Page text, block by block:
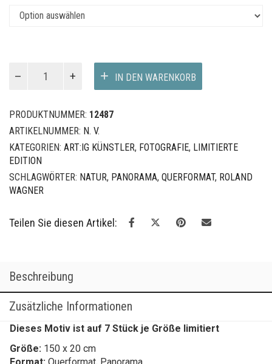
STUBAIER
-
Wagner
Menge
IN DEN WARENKORB
PRODUKTNUMMER: 12487
ARTIKELNUMMER: N. V.
KATEGORIEN: ART:IG KÜNSTLER, FOTOGRAFIE, LIMITIERTE
EDITION
SCHLAGWÖRTER: NATUR, PANORAMA, QUERFORMAT, ROLAND
WAGNER
Teilen Sie diesen Artikel:
Beschreibung
Zusätzliche Informationen
Dieses Motiv ist auf 7 Stück je Größe limitiert
Größe: 150 x 20 cm